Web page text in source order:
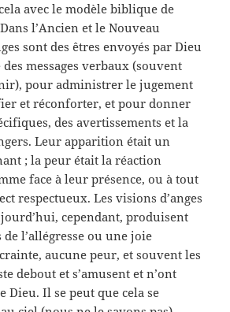
avec le modèle biblique de
l’Ancien et le Nouveau
sont des êtres envoyés par Dieu
messages verbaux (souvent
pour administrer le jugement
et réconforter, et pour donner
des avertissements et la
Leur apparition était un
; la peur était la réaction
face à leur présence, ou à tout
respectueux. Les visions d’anges
cependant, produisent
l’allégresse ou une joie
aucune peur, et souvent les
debout et s’amusent et n’ont
Dieu. Il se peut que cela se